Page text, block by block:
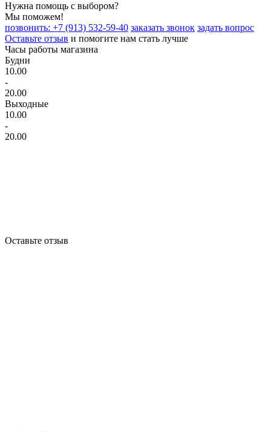
Нужна помощь с выбором?
Мы поможем!
позвонить: +7 (913) 532-59-40 заказать звонок задать вопрос
Оставьте отзыв и помогите нам стать лучше
Часы работы магазина
Будни
10.00
-
20.00
Выходные
10.00
-
20.00
Оставьте отзыв